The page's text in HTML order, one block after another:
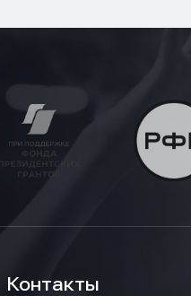
Контакты